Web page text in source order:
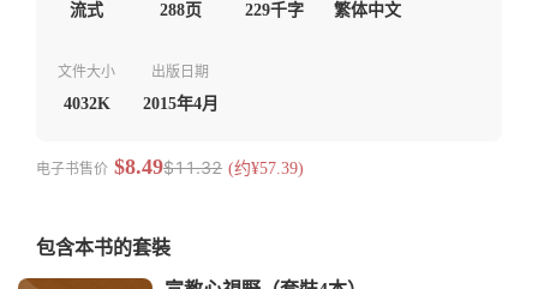
流式 288页 229千字 繁体中文
文件大小
4032K
出版日期
2015年4月
电子书售价 $8.49$11.32 (约¥57.39)
包含本书的套裝